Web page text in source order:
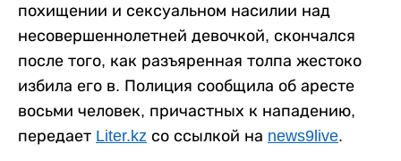
похищении и сексуальном насилии над
несовершеннолетней девочкой, скончался
после того, как разъяренная толпа жестоко
избила его в. Полиция сообщила об аресте
восьми человек, причастных к нападению,
передает Liter.kz со ссылкой на news9live.